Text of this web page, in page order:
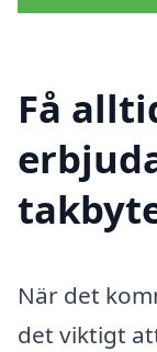
Få
När det
det viktigt